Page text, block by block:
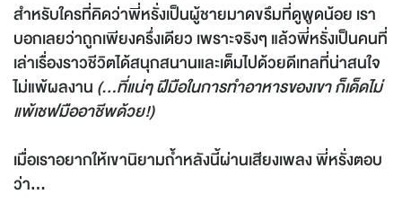
สำหรับใครที่คิดว่าพี่หรั่งเป็นผู้ชายมาดขรึมที่ดูพูดน้อย เรา
บอกเลยว่าถูกเพียงครึ่งเดียว เพราะจริงๆ แล้วพี่หรั่งเป็นคนที่
เล่าเรื่องราวชีวิตได้สนุกสนานและเต็มไปด้วยดีเทลที่น่าสนใจ
ไม่แพ้ผลงาน (...ที่แน่ๆ ฝีมือในการทำอาหารของเขา ก็เด็ดไม่
แพ้เชฟมืออาชีพด้วย!)
เมื่อเราอยากให้เขานิยามถ้ำหลังนี้ผ่านเสียงเพลง พี่หรั่งตอบ
ว่า...